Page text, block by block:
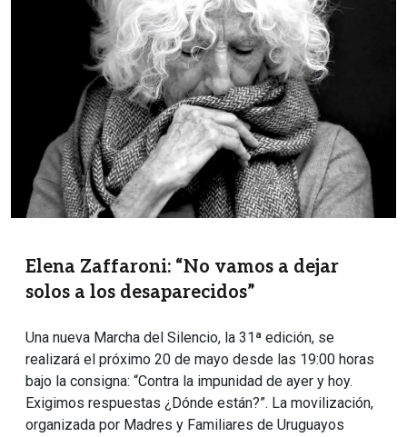
Elena Zaffaroni: “No vamos a dejar
solos a los desaparecidos”
Una nueva Marcha del Silencio, la 31ª edición, se
realizará el próximo 20 de mayo desde las 19:00 horas
bajo la consigna: “Contra la impunidad de ayer y hoy.
Exigimos respuestas ¿Dónde están?”. La movilización,
organizada por Madres y Familiares de Uruguayos